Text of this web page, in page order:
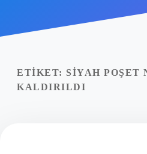
Yasal Uyarı
ETIKET: SIYAH POŞET
KALDIRILDI